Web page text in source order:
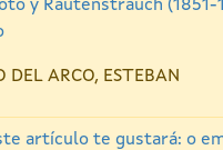
y Rautenstrauch (1851-
DEL ARCO, ESTEBAN
artículo te gustará: o